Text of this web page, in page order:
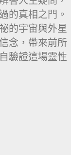
的真相之門。
的宇宙與外星
念，帶來前所
驗證這場靈性